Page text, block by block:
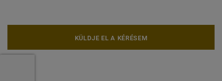
KÜLDJE EL A KÉRÉSEM